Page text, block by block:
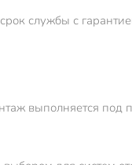
службы с
выполняется под